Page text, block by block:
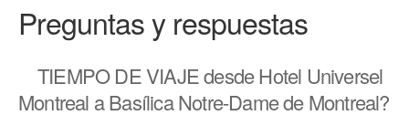
Preguntas y respuestas
TIEMPO DE VIAJEdesde Hotel Universel
Montreal a Basílica Notre-Dame de Montreal?